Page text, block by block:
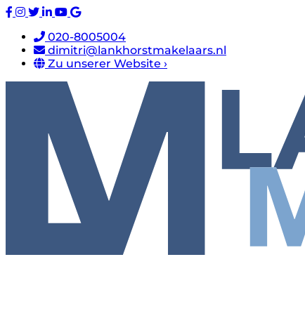
020-8005004
dimitri@lankhorstmakelaars.nl
Zu unserer Website ›